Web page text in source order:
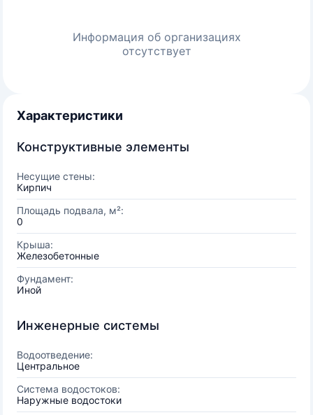
Информация об организациях
отсутствует
Характеристики
Конструктивные элементы
Несущие стены:
Кирпич
Площадь подвала, м²:
0
Крыша:
Железобетонные
Фундамент:
Иной
Инженерные системы
Водоотведение:
Центральное
Система водостоков:
Наружные водостоки